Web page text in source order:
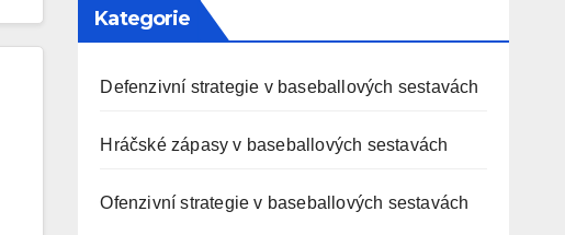
Kategorie
Defenzivní strategie v baseballových sestavách
Hráčské zápasy v baseballových sestavách
Ofenzivní strategie v baseballových sestavách